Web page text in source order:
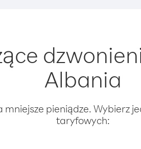
Albania
mniejsze pieniądze. Wybierz
taryfowych: